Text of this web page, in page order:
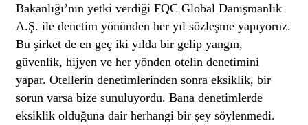
Bakanlığı’nın yetki verdiği FQC Global Danışmanlık
A.Ş. ile denetim yönünden her yıl sözleşme yapıyoruz.
Bu şirket de en geç iki yılda bir gelip yangın,
güvenlik, hijyen ve her yönden otelin denetimini
yapar. Otellerin denetimlerinden sonra eksiklik, bir
sorun varsa bize sunuluyordu. Bana denetimlerde
eksiklik olduğuna dair herhangi bir şey söylenmedi.